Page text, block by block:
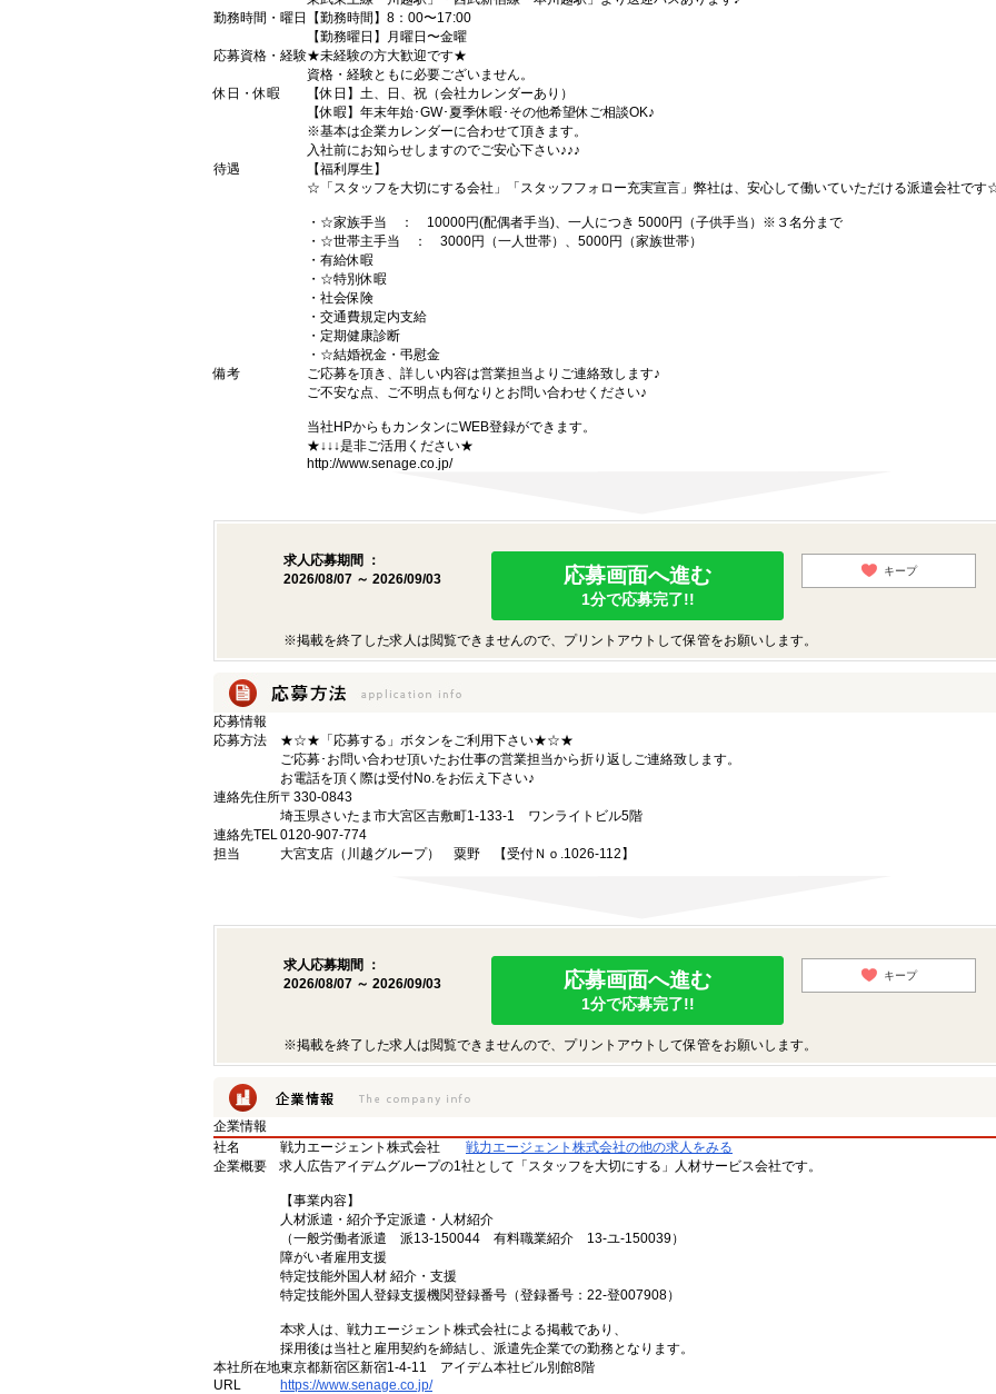
勤務時間・曜日
【勤務時間】8：00〜17:00
【勤務曜日】月曜日〜金曜
応募資格・経験★未経験の方大歓迎です★
資格・経験ともに必要ございません。
休日・休暇
【休日】土、日、祝（会社カレンダーあり）
【休暇】年末年始･GW･夏季休暇･その他希望休ご相談OK♪
※基本は企業カレンダーに合わせて頂きます。
入社前にお知らせしますのでご安心下さい♪♪♪
待遇
【福利厚生】
☆「スタッフを大切にする会社」「スタッフフォロー充実宣言」弊社は、安心して働いていただける派遣会社です
・☆家族手当 ： 10000円(配偶者手当)、一人につき 5000円（子供手当）※３名分まで
・☆世帯主手当 ： 3000円（一人世帯）、5000円（家族世帯）
・有給休暇
・☆特別休暇
・社会保険
・交通費規定内支給
・定期健康診断
・☆結婚祝金・弔慰金
備考
ご応募を頂き、詳しい内容は営業担当よりご連絡致します♪
ご不安な点、ご不明点も何なりとお問い合わせください♪
当社HPからもカンタンにWEB登録ができます。
★↓↓↓是非ご活用ください★
http://www.senage.co.jp/
求人応募期間 ：
2026/08/07 ～ 2026/09/03
応募画面へ進む
1分で応募完了!!
キープ
※掲載を終了した求人は閲覧できませんので、プリントアウトして保管をお願いします。
応募情報
応募方法
★☆★「応募する」ボタンをご利用下さい★☆★
ご応募･お問い合わせ頂いたお仕事の営業担当から折り返しご連絡致します。
お電話を頂く際は受付No.をお伝え下さい♪
連絡先住所〒330-0843
埼玉県さいたま市大宮区吉敷町1-133-1 ワンライトビル5階
連絡先TEL0120-907-774
担当
大宮支店（川越グループ） 粟野 【受付Ｎｏ.1026-112】
求人応募期間 ：
2026/08/07 ～ 2026/09/03
応募画面へ進む
1分で応募完了!!
キープ
※掲載を終了した求人は閲覧できませんので、プリントアウトして保管をお願いします。
企業情報
社名
戦力エージェント株式会社
戦力エージェント株式会社の他の求人をみる
企業概要
求人広告アイデムグループの1社として「スタッフを大切にする」人材サービス会社です。
【事業内容】
人材派遣・紹介予定派遣・人材紹介
（一般労働者派遣 派13-150044 有料職業紹介 13-ユ-150039）
障がい者雇用支援
特定技能外国人材 紹介・支援
特定技能外国人登録支援機関登録番号（登録番号：22-登007908）
本求人は、戦力エージェント株式会社による掲載であり、
採用後は当社と雇用契約を締結し、派遣先企業での勤務となります。
本社所在地東京都新宿区新宿1-4-11 アイデム本社ビル別館8階
URL
https://www.senage.co.jp/